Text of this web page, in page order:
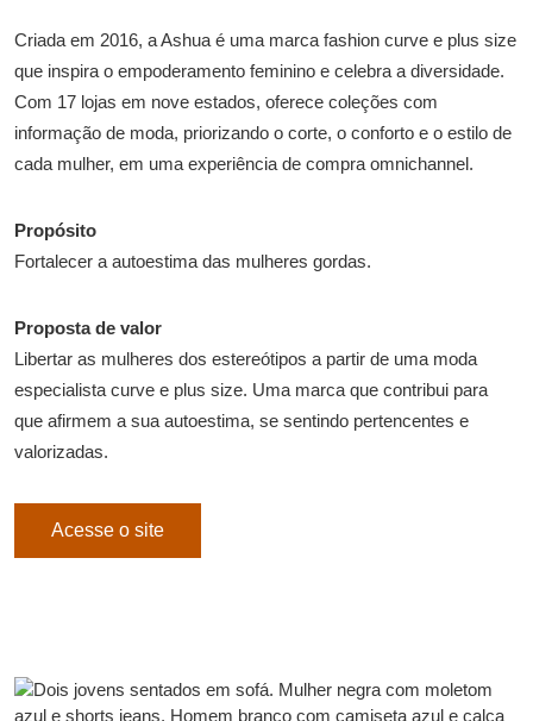
Criada em 2016, a Ashua é uma marca fashion curve e plus size
que inspira o empoderamento feminino e celebra a diversidade.
Com 17 lojas em nove estados, oferece coleções com
informação de moda, priorizando o corte, o conforto e o estilo de
cada mulher, em uma experiência de compra omnichannel.
Propósito
Fortalecer a autoestima das mulheres gordas.
Proposta de valor
Libertar as mulheres dos estereótipos a partir de uma moda
especialista curve e plus size. Uma marca que contribui para
que afirmem a sua autoestima, se sentindo pertencentes e
valorizadas.
Acesse o site